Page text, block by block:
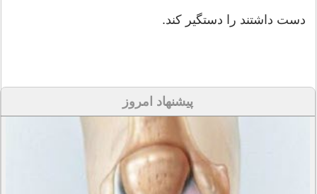
دست داشتند را دستگیر کند.
پیشنهاد امروز